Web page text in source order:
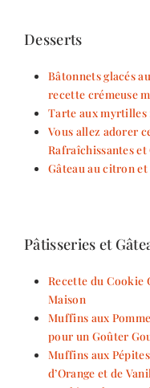
Desserts
Bâtonnets glacés
recette crémeuse
Tarte aux
Vous allez adorer
Rafraîchissantes
Gâteau au citron et
Pâtisseries et
Recette du Cookie
Maison
Muffins aux
pour un Goûter
Muffins aux
d’Orange et de